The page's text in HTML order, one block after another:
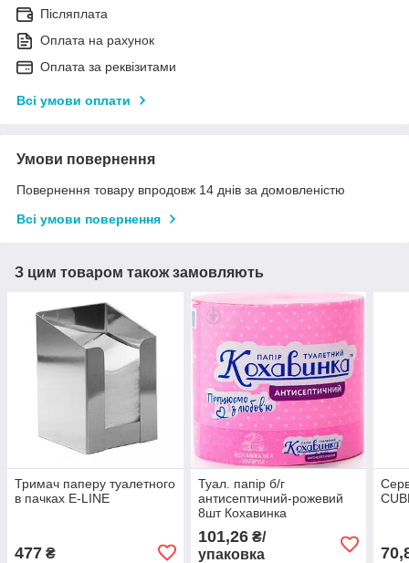
Післяплата
Оплата на рахунок
Оплата за реквізитами
Всі умови оплати
Умови повернення
Повернення товару впродовж 14 днів за домовленістю
Всі умови повернення
З цим товаром також замовляють
Тримач паперу туалетного
в пачках E-LINE
477 ₴
Туал. папір б/г
антисептичний-рожевий
8шт Кохавинка
101,26₴/
упаковка